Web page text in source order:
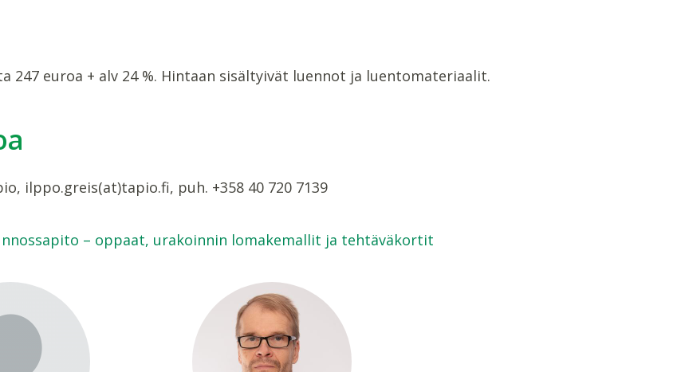
247 euroa + alv 24 %. Hintaan sisältyivät luennot ja luentomateriaalit.
ilppo.greis(at)tapio.fi, puh. +358 40 720 7139
– oppaat, urakoinnin lomakemallit ja tehtäväkortit